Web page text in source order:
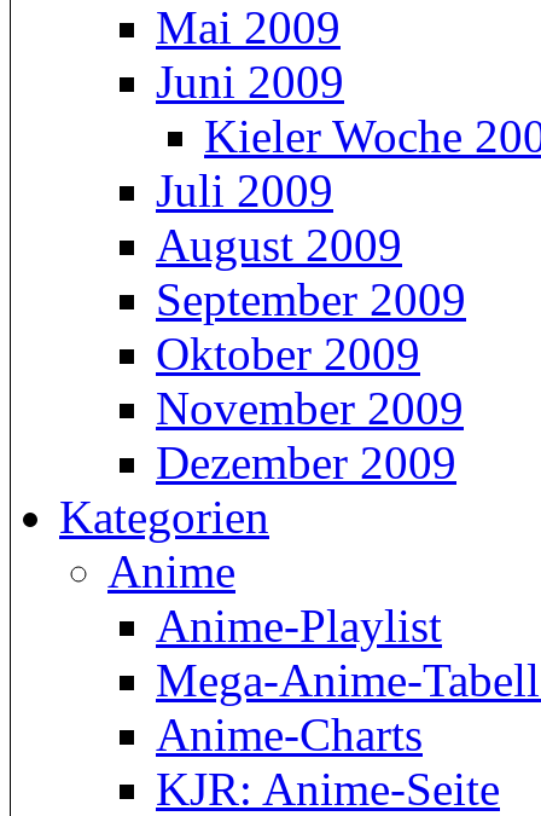
Mai 2009
Juni 2009
Kieler Woche
Juli 2009
August 2009
September 2009
Oktober 2009
November 2009
Dezember 2009
Kategorien
Anime
Anime-Playlist
Mega-Anime-
Anime-Charts
KJR: Anime-Seite